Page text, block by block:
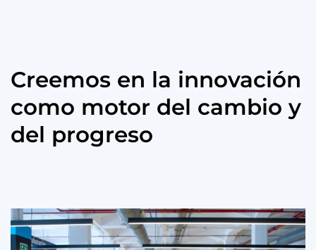
Creemos en la innovación
como motor del cambio y
del progreso